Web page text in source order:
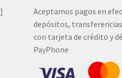
]
Aceptamos pagos en
depósitos,
con tarjeta de crédito y
PayPhone